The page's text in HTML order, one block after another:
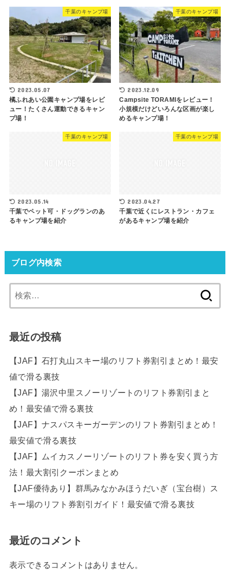
千葉のキャンプ場
2023.05.07
橘ふれあい公園キャンプ場をレビ
ュー！たくさん運動できるキャン
プ場！
千葉のキャンプ場
2023.12.09
Campsite TORAMIをレビュー！
小規模だけどいろんな区画が楽し
めるキャンプ場！
千葉のキャンプ場
2023.05.14
千葉でペット可・ドッグランのあ
るキャンプ場を紹介
千葉のキャンプ場
2023.04.27
千葉で近くにレストラン・カフェ
があるキャンプ場を紹介
ブログ内検索
索:
最近の投稿
【JAF】石打丸山スキー場のリフト券割引まとめ！最安
値で滑る裏技
【JAF】湯沢中里スノーリゾートのリフト券割引まと
め！最安値で滑る裏技
【JAF】ナスパスキーガーデンのリフト券割引まとめ！
最安値で滑る裏技
【JAF】ムイカスノーリゾートのリフト券を安く買う方
法！最大割引クーポンまとめ
【JAF優待あり】群馬みなかみほうだいぎ（宝台樹）ス
キー場のリフト券割引ガイド！最安値で滑る裏技
最近のコメント
表示できるコメントはありません。